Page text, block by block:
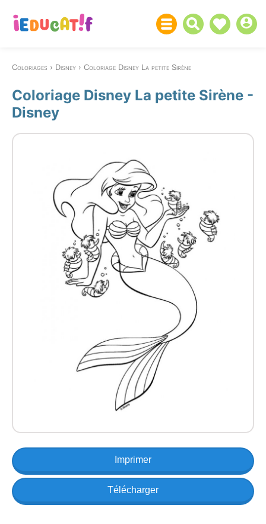
Coloriages Disney Coloriage Disney La petite Sirène
Coloriage Disney La petite Sirène -
Disney
Imprimer
Télécharger